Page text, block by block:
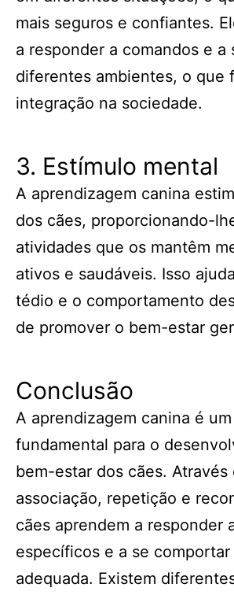
mais seguros e confiantes.
a responder a comandos e a
diferentes ambientes, o que
integração na sociedade.
3. Estímulo mental
A aprendizagem canina
dos cães, proporcionando-
atividades que os mantêm
ativos e saudáveis. Isso
tédio e o comportamento
de promover o bem-estar
Conclusão
A aprendizagem canina é
fundamental para o
bem-estar dos cães. Através
associação, repetição e
cães aprendem a responder
específicos e a se comportar
adequada. Existem